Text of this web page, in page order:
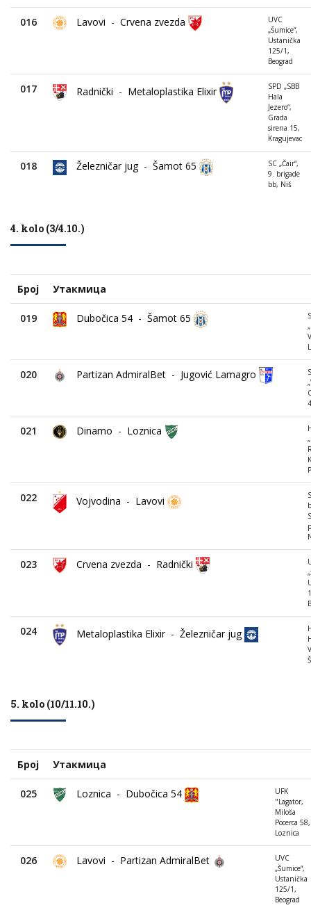
016 Lavovi - Crvena zvezda
UVC
„Šumice“,
Ustanička
125/1,
Beograd
017 Radnički - Metaloplastika Elixir
SPD „SBB
Hala
Jezero“,
Grada
sirena 15,
Kragujevac
018 Železničar jug - Šamot 65
SC „Čair“,
9. brigade
bb, Niš
4. kolo (3/4.10.)
Број Утакмица
019 Dubočica 54 - Šamot 65
020 Partizan AdmiralBet - Jugović Lamagro
021 Dinamo - Loznica
022 Vojvodina - Lavovi
023 Crvena zvezda - Radnički
024 Metaloplastika Elixir - Železničar jug
5. kolo (10/11.10.)
Број Утакмица
025 Loznica - Dubočica 54
UFK
"Lagator,
Miloša
Pocerca 58,
Loznica
026 Lavovi - Partizan AdmiralBet
UVC
„Šumice“,
Ustanička
125/1,
Beograd